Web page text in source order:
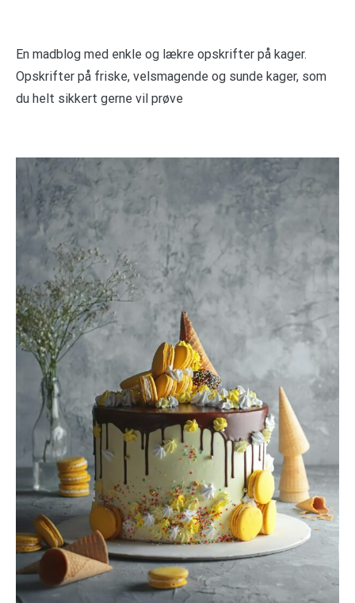
En madblog med enkle og lækre opskrifter på kager.
Opskrifter på friske, velsmagende og sunde kager, som
du helt sikkert gerne vil prøve